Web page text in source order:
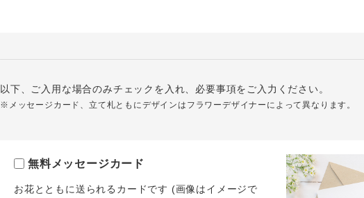
以下、ご入用な場合のみチェックを入れ、必要事項をご入力ください。
※メッセージカード、立て札ともにデザインはフラワーデザイナーによって異なります。
無料メッセージカード
お花とともに送られるカードです (画像はイメージで